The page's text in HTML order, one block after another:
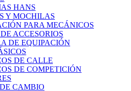
HANS
Y MOCHILAS
PARA MECÁNICOS
ACCESORIOS
DE EQUIPACIÓN
DE CALLE
DE COMPETICIÓN
CAMBIO